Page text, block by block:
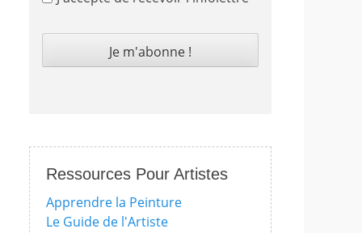
Ressources Pour Artistes
Apprendre la Peinture
Le Guide de l'Artiste